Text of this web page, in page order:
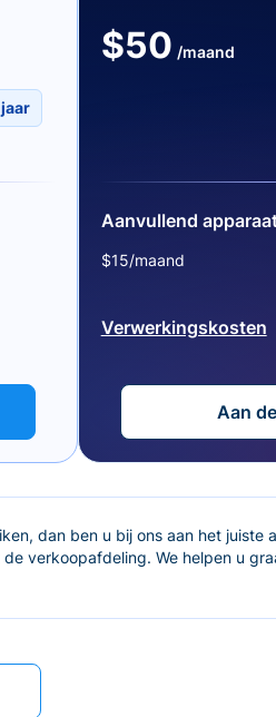
$50 /maand
Aanvullend
$15/maand
Verwerkingskosten
Aan
dan ben u bij ons aan het juiste
verkoopafdeling. We helpen u